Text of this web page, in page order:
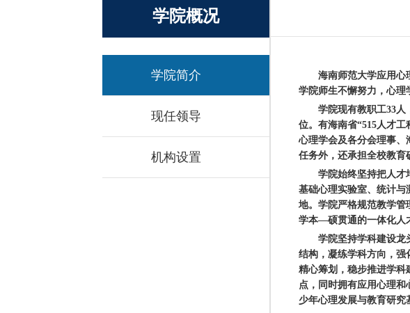
学院概况
学院简介
现任领导
机构设置
海南师范大学应用心
学院师生不懈努力，心理
学院现有教职工33人
位。有海南省“515人才
心理学会及各分会理事、
任务外，还承担全校教育
学院始终坚持把人才
基础心理实验室、统计与
地。学院严格规范教学管
学本—硕贯通的一体化人
学院坚持学科建设龙
结构，凝练学科方向，强
精心筹划，稳步推进学科
点，同时拥有应用心理
少年心理发展与教育研究